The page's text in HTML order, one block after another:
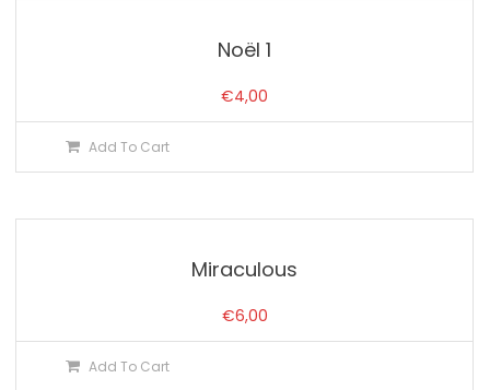
Noël 1
€4,00
Add To Cart
Miraculous
€6,00
Add To Cart